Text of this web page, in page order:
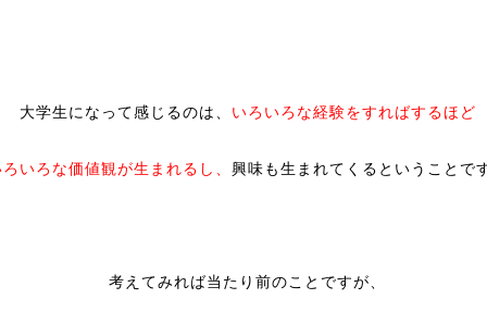
大学生になって感じるのは、 いろいろな経験をすればするほど
いろな価値観が生まれるし、 興味も生まれてくるということです
考えてみれば当たり前のことですが、